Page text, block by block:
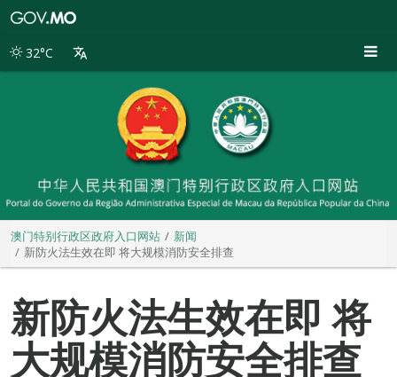
别
32°C
澳门特别行政区政府入口网站
新闻
新防火法生效在即 将大规模消防安全排查
新防火法生效在即 将
大规模消防安全排查